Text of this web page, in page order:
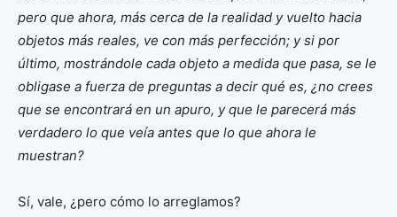
pero que ahora, más cerca de la realidad y vuelto hacia
objetos más reales, ve con más perfección; y si por
último, mostrándole cada objeto a medida que pasa, se le
obligase a fuerza de preguntas a decir qué es, ¿no crees
que se encontrará en un apuro, y que le parecerá más
verdadero lo que veía antes que lo que ahora le
muestran?
Sí, vale, ¿pero cómo lo arreglamos?